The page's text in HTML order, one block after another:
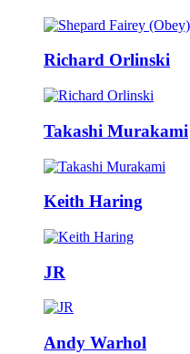
Richard Orlinski
Takashi Murakami
Keith Haring
JR
Andy Warhol